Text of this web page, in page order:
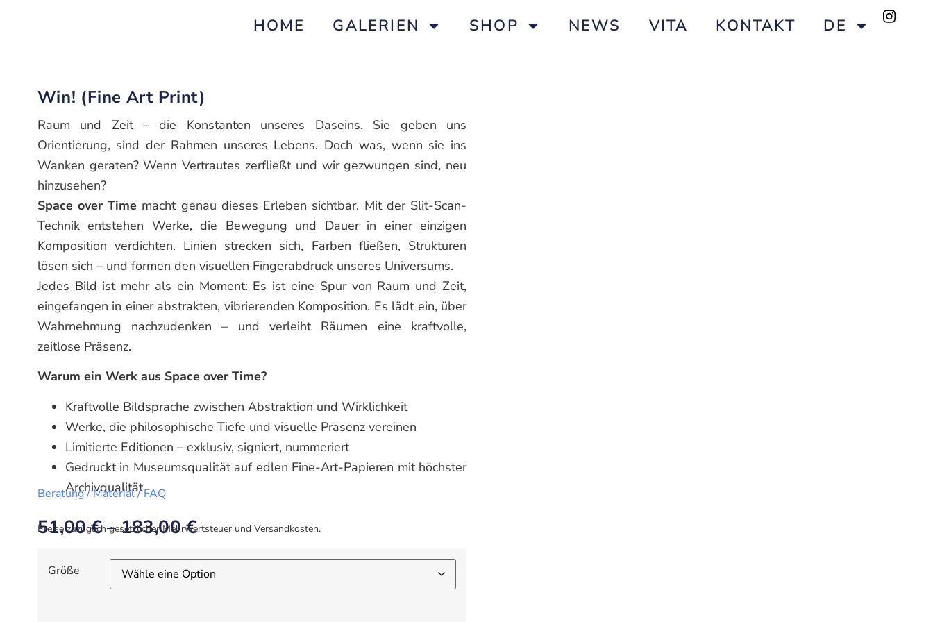
HOME GALERIEN SHOP NEWS VITA KONTAKT DE
Win! (Fine Art Print)
Raum und Zeit – die Konstanten unseres Daseins. Sie geben uns
Orientierung, sind der Rahmen unseres Lebens. Doch was, wenn sie ins
Wanken geraten? Wenn Vertrautes zerfließt und wir gezwungen sind, neu
hinzusehen?
Space over Time macht genau dieses Erleben sichtbar. Mit der Slit-Scan-
Technik entstehen Werke, die Bewegung und Dauer in einer einzigen
Komposition verdichten. Linien strecken sich, Farben fließen, Strukturen
lösen sich – und formen den visuellen Fingerabdruck unseres Universums.
Jedes Bild ist mehr als ein Moment: Es ist eine Spur von Raum und Zeit,
eingefangen in einer abstrakten, vibrierenden Komposition. Es lädt ein, über
Wahrnehmung nachzudenken – und verleiht Räumen eine kraftvolle,
zeitlose Präsenz.
Warum ein Werk aus Space over Time?
Kraftvolle Bildsprache zwischen Abstraktion und Wirklichkeit
Werke, die philosophische Tiefe und visuelle Präsenz vereinen
Limitierte Editionen – exklusiv, signiert, nummeriert
Gedruckt in Museumsqualität auf edlen Fine-Art-Papieren mit höchster
Archivqualität
Beratung / Material / FAQ
51,00€–183,00€
Preise zuzüglich gesetzlicher Mehrwertsteuer und Versandkosten.
Größe